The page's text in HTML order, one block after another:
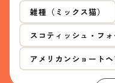
雑種（ミックス猫）
スコティッシュ・フ
アメリカンショートヘ